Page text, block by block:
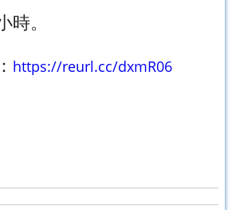
時。
https://reurl.cc/dxmR06